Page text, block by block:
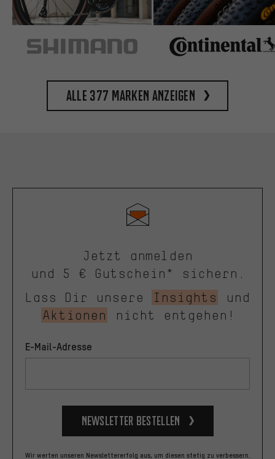
Alle 377 Marken anzeigen
Jetzt anmelden
und 5 € Gutschein* sichern.
Lass Dir unsere
Insights
und
Aktionen
nicht entgehen!
E-Mail-Adresse
Newsletter bestellen
Wir werten unseren Newslettererfolg aus, um diesen stetig zu verbessern.